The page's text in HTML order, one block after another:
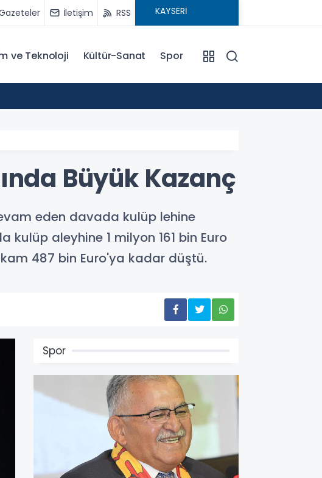
İletişim RSS
ve Teknoloji Kültür-Sanat Spor
Büyük Kazanç
eden davada kulüp lehine
aleyhine 1 milyon 161 bin Euro
487 bin Euro'ya kadar düştü.
Spor